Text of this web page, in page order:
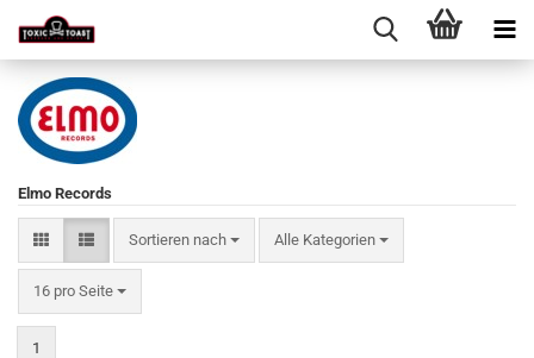
Elmo Records
Sortieren nach
Sortieren nach Alle Kategorien
16 pro Seite
pro Seite
1